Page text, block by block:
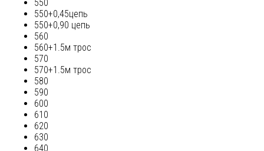
550
550+0,45цепь
550+0,90 цепь
560
560+1.5м трос
570
570+1.5м трос
580
590
600
610
620
630
640